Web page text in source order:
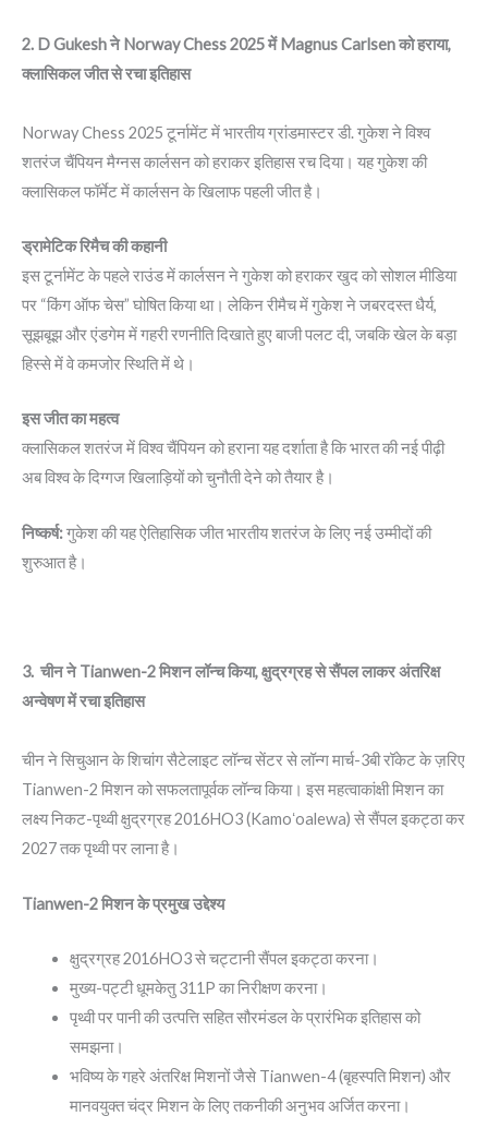
2. D Gukesh ने Norway Chess 2025 में Magnus Carlsen को हराया,
क्लासिकल जीत से रचा इतिहास
Norway Chess 2025 टूर्नामेंट में भारतीय ग्रांडमास्टर डी. गुकेश ने विश्व
शतरंज चैंपियन मैग्नस कार्लसन को हराकर इतिहास रच दिया। यह गुकेश की
क्लासिकल फॉर्मेट में कार्लसन के खिलाफ पहली जीत है।
ड्रामेटिक रिमैच की कहानी
इस टूर्नामेंट के पहले राउंड में कार्लसन ने गुकेश को हराकर खुद को सोशल मीडिया
पर “किंग ऑफ चेस” घोषित किया था। लेकिन रीमैच में गुकेश ने जबरदस्त धैर्य,
सूझबूझ और एंडगेम में गहरी रणनीति दिखाते हुए बाजी पलट दी, जबकि खेल के बड़ा
हिस्से में वे कमजोर स्थिति में थे।
इस जीत का महत्व
क्लासिकल शतरंज में विश्व चैंपियन को हराना यह दर्शाता है कि भारत की नई पीढ़ी
अब विश्व के दिग्गज खिलाड़ियों को चुनौती देने को तैयार है।
निष्कर्ष:गुकेश की यह ऐतिहासिक जीत भारतीय शतरंज के लिए नई उम्मीदों की
शुरुआत है।
3. चीन ने Tianwen-2 मिशन लॉन्च किया, क्षुद्रग्रह से सैंपल लाकर अंतरिक्ष
अन्वेषण में रचा इतिहास
चीन ने सिचुआन के शिचांग सैटेलाइट लॉन्च सेंटर से लॉन्ग मार्च-3बी रॉकेट के ज़रिए
Tianwen-2 मिशन को सफलतापूर्वक लॉन्च किया। इस महत्वाकांक्षी मिशन का
लक्ष्य निकट-पृथ्वी क्षुद्रग्रह 2016HO3 (Kamoʻoalewa) से सैंपल इकट्ठा कर
2027 तक पृथ्वी पर लाना है।
Tianwen-2 मिशन के प्रमुख उद्देश्य
क्षुद्रग्रह 2016HO3 से चट्टानी सैंपल इकट्ठा करना।
मुख्य-पट्टी धूमकेतु 311P का निरीक्षण करना।
पृथ्वी पर पानी की उत्पत्ति सहित सौरमंडल के प्रारंभिक इतिहास को
समझना।
भविष्य के गहरे अंतरिक्ष मिशनों जैसे Tianwen-4 (बृहस्पति मिशन) और
मानवयुक्त चंद्र मिशन के लिए तकनीकी अनुभव अर्जित करना।